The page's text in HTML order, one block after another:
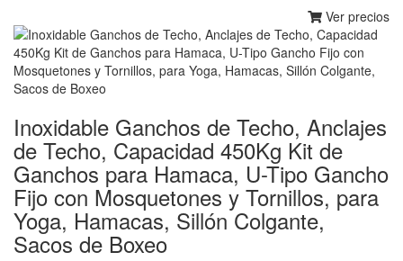
Ver precios
Inoxidable Ganchos de Techo, Anclajes
de Techo, Capacidad 450Kg Kit de
Ganchos para Hamaca, U-Tipo Gancho
Fijo con Mosquetones y Tornillos, para
Yoga, Hamacas, Sillón Colgante,
Sacos de Boxeo